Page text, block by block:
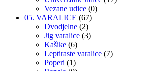
Vezane udice (0)
05. VARALICE (67)
Dvodjelne (2)
Jig varalice (3)
Kašike (6)
Leptiraste varalice (7)
Poperi (1)